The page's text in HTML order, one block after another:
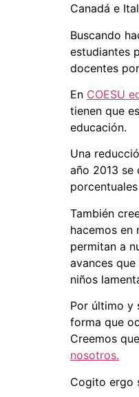
Canadá e
Buscando
estudiantes
docentes
En COESU
tienen que
educación.
Una
año 2013 se
También
hacemos en
permitan a
avances
niños
Por último y
forma que
Creemos
nosotros.
Cogito ergo